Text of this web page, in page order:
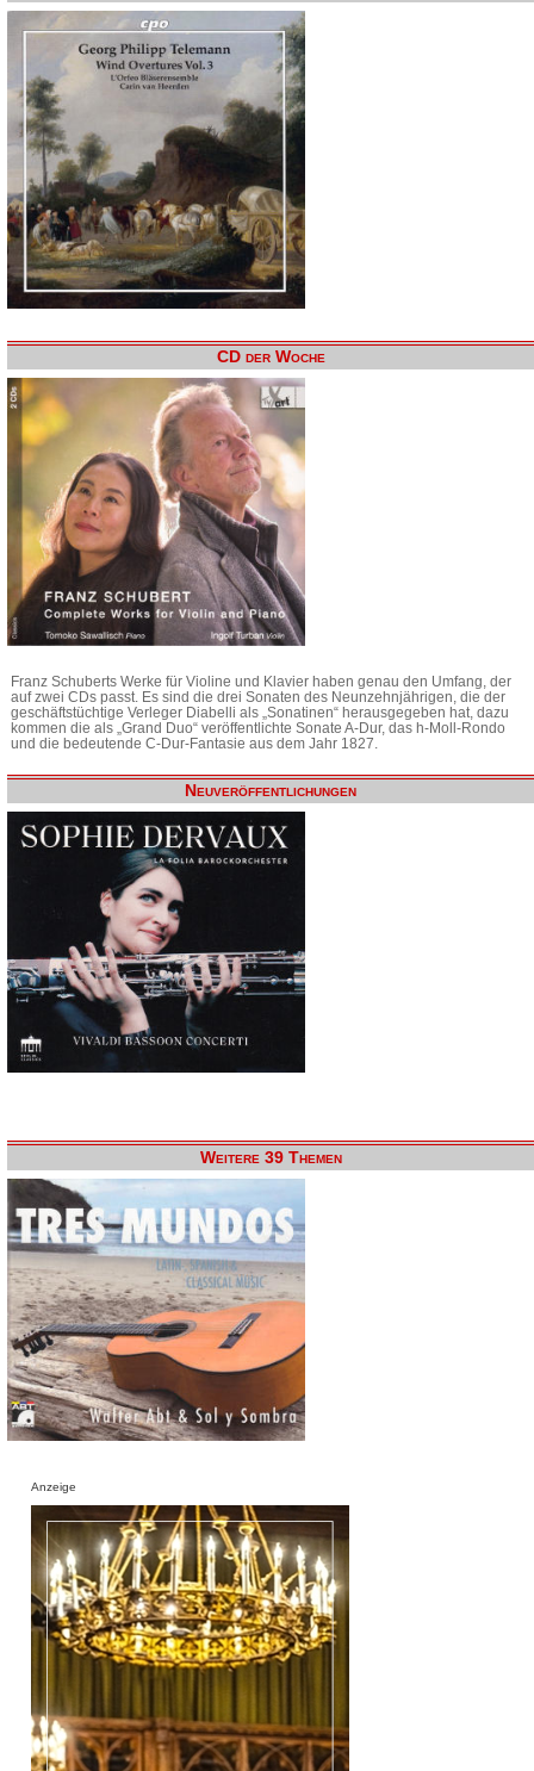
CD der Woche
Franz Schuberts Werke für Violine und Klavier haben genau den Umfang, der
auf zwei CDs passt. Es sind die drei Sonaten des Neunzehnjährigen, die der
geschäftstüchtige Verleger Diabelli als „Sonatinen“ herausgegeben hat, dazu
kommen die als „Grand Duo“ veröffentlichte Sonate A-Dur, das h-Moll-Rondo
und die bedeutende C-Dur-Fantasie aus dem Jahr 1827.
Neuveröffentlichungen
Weitere 39 Themen
Anzeige